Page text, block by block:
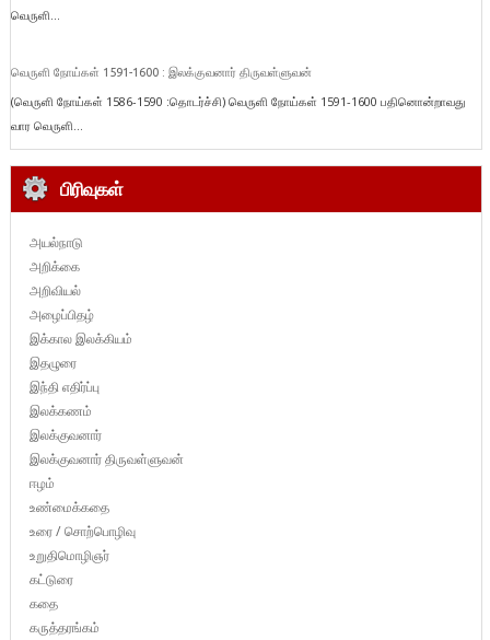
வெருளி...
வெருளி நோய்கள் 1591-1600 : இலக்குவனார் திருவள்ளுவன்
(வெருளி நோய்கள் 1586-1590 :தொடர்ச்சி) வெருளி நோய்கள் 1591-1600 பதினொன்றாவது
வார வெருளி...
பிரிவுகள்
அயல்நாடு
அறிக்கை
அறிவியல்
அழைப்பிதழ்
இக்கால இலக்கியம்
இதழுரை
இந்தி எதிர்ப்பு
இலக்கணம்
இலக்குவனார்
இலக்குவனார் திருவள்ளுவன்
ஈழம்
உண்மைக்கதை
உரை / சொற்பொழிவு
உறுதிமொழிஞர்
கட்டுரை
கதை
கருத்தரங்கம்